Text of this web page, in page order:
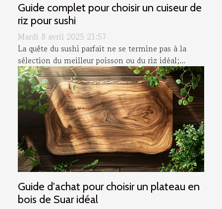
Guide complet pour choisir un cuiseur de
riz pour sushi
Mardi 8 avril 2025 21:57
La quête du sushi parfait ne se termine pas à la
sélection du meilleur poisson ou du riz idéal;...
Guide d'achat pour choisir un plateau en
bois de Suar idéal